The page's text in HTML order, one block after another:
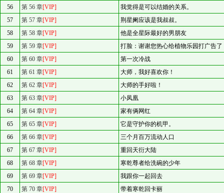
56 第 56 章[VIP]
我觉得是可以结婚的关系。
57
第 57 章[VIP]
荆星阑应该是我叔叔。
58
第 58 章[VIP]
他是全星际最好的男朋友
59
第 59 章[VIP]
打脸：谢谢您热心给植物乐园打广告了
60
第 60 章[VIP]
第一次冷战
61
第 61 章[VIP]
大师，我好喜欢你！
62
第 62 章[VIP]
大师的手好啦！
63
第 63 章[VIP]
小凤凰
64
第 64 章[VIP]
家有俩网红
65
第 65 章[VIP]
它是守护你的机甲。
66
第 66 章[VIP]
三个月百万流动人口
67
第 67 章[VIP]
重回天衍大陆
68
第 68 章[VIP]
寒乾尊者给洗碗的少年
69
第 69 章[VIP]
我跟你一起回去
70
第 70 章[VIP]
带着寒乾回卡丽